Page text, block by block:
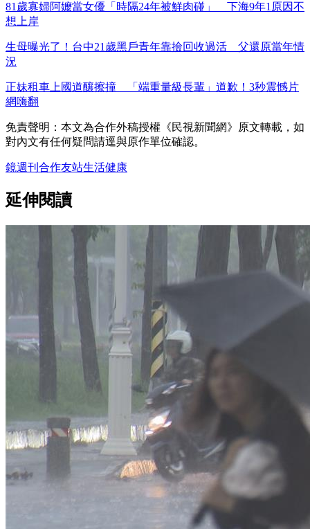
81歲寡婦阿嬤當女優「時隔24年被鮮肉碰」 下海9年1原因不
想上岸
生母曝光了！台中21歲黑戶青年靠撿回收過活 父還原當年情
況
正妹租車上國道釀擦撞 「端重量級長輩」道歉！3秒震憾片
網嗨翻
免責聲明：本文為合作外稿授權《民視新聞網》原文轉載，如
對內文有任何疑問請逕與原作單位確認。
鏡週刊 合作友站生活健康
延伸閱讀